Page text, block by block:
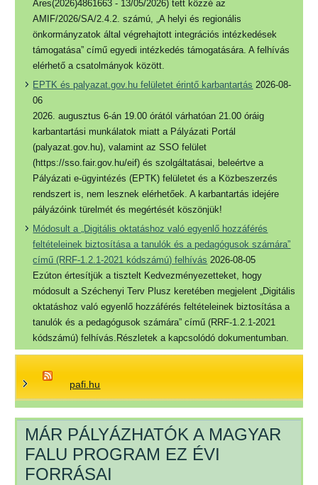
Ares(2026)4861663 - 13/05/2026) tett közzé az
AMIF/2026/SA/2.4.2. számú, „A helyi és regionális
önkormányzatok által végrehajtott integrációs intézkedések
támogatása” című egyedi intézkedés támogatására. A felhívás
elérhető a csatolmányok között.
EPTK és palyazat.gov.hu felületet érintő karbantartás 2026-08-
06
2026. augusztus 6-án 19.00 órától várhatóan 21.00 óráig
karbantartási munkálatok miatt a Pályázati Portál
(palyazat.gov.hu), valamint az SSO felület
(https://sso.fair.gov.hu/eif) és szolgáltatásai, beleértve a
Pályázati e-ügyintézés (EPTK) felületet és a Közbeszerzés
rendszert is, nem lesznek elérhetőek. A karbantartás idejére
pályázóink türelmét és megértését köszönjük!
Módosult a „Digitális oktatáshoz való egyenlő hozzáférés
feltételeinek biztosítása a tanulók és a pedagógusok számára”
című (RRF-1.2.1-2021 kódszámú) felhívás 2026-08-05
Ezúton értesítjük a tisztelt Kedvezményezetteket, hogy
módosult a Széchenyi Terv Plusz keretében megjelent „Digitális
oktatáshoz való egyenlő hozzáférés feltételeinek biztosítása a
tanulók és a pedagógusok számára” című (RRF-1.2.1-2021
kódszámú) felhívás.Részletek a kapcsolódó dokumentumban.
pafi.hu
MÁR PÁLYÁZHATÓK A MAGYAR
FALU PROGRAM EZ ÉVI
FORRÁSAI